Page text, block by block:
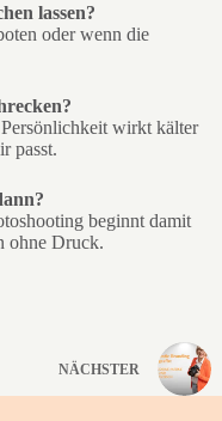
lassen?
oder wenn die
wirkt kälter
passt.
beginnt damit
ohne Druck.
NÄCHSTER